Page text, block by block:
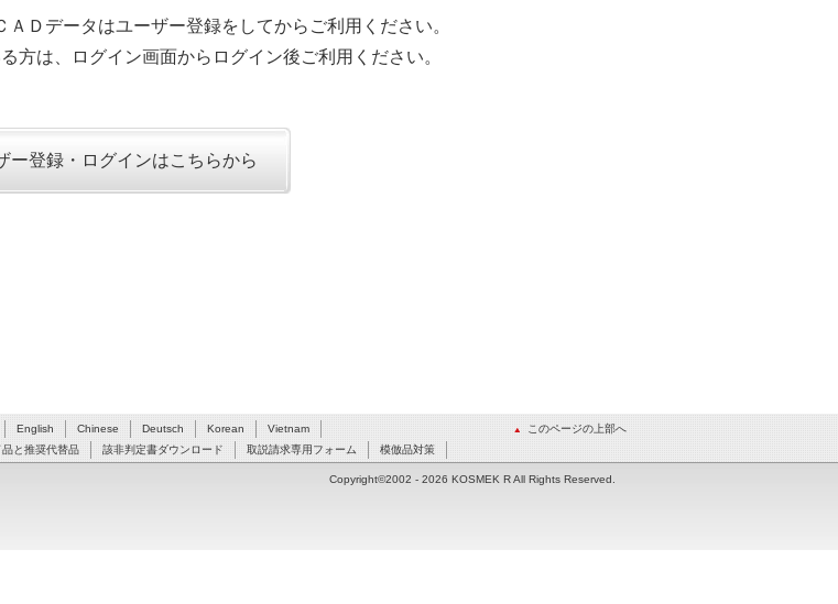
Ｄデータはユーザー登録をしてからご利用ください。
方は、ログイン画面からログイン後ご利用ください。
ー登録・ログインはこちらから
このページの上部へ
English Chinese Deutsch Korean
Vietnam
と推奨代替品 該非判定書ダウンロード 取説請求専用フォーム 模倣品対策
Copyright©2002 - 2026 KOSMEK R All Rights Reserved.